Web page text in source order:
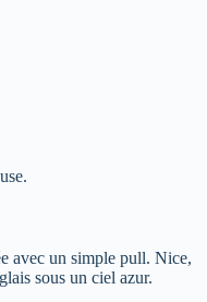
avec un simple pull. Nice,
sous un ciel azur.